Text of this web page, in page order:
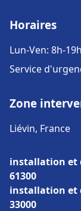
Horaires
Lun-Ven: 8h-19h
Service
Zone
Liévin, France
installation et
61300
installation et
33000